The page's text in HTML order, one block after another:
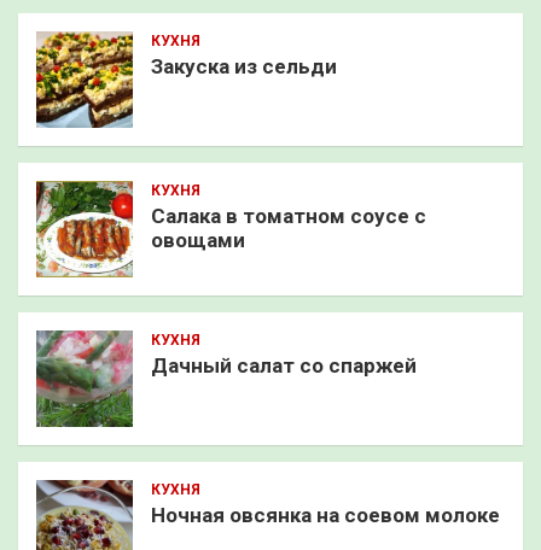
КУХНЯ
Закуска из сельди
КУХНЯ
Салака в томатном соусе с
овощами
КУХНЯ
Дачный салат со спаржей
КУХНЯ
Ночная овсянка на соевом молоке